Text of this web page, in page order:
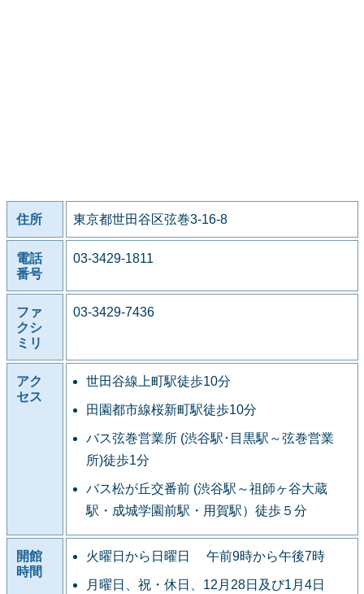
住所 東京都世田谷区弦巻3-16-8
電話
番号
03-3429-1811
ファ
クシ
ミリ
03-3429-7436
アク
セス
世田谷線上町駅徒歩10分
田園都市線桜新町駅徒歩10分
バス弦巻営業所 (渋谷駅･目黒駅～弦巻営業
所)徒歩1分
バス松が丘交番前 (渋谷駅～祖師ヶ谷大蔵
駅・成城学園前駅・用賀駅）徒歩５分
開館
時間
火曜日から日曜日 午前9時から午後7時
月曜日、祝・休日、12月28日及び1月4日